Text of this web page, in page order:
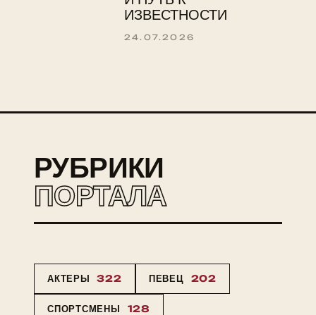
ИЗВЕСТНОСТИ
24.07.2026
РУБРИКИ
ПОРТАЛА
АКТЕРЫ 322 ПЕВЕЦ 202
СПОРТСМЕНЫ 128